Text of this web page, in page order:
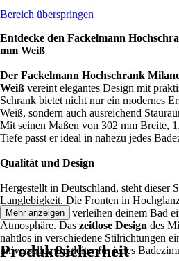
Bereich überspringen
Entdecke den Fackelmann
mm Weiß
Der Fackelmann Hochschrank
Weiß vereint elegantes Design mit
Schrank bietet nicht nur ein modernes
Weiß, sondern auch ausreichend
Mit seinen Maßen von 302 mm Breite,
Tiefe passt er ideal in nahezu jedes
Qualität und Design
Hergestellt in Deutschland, steht dieser
Langlebigkeit. Die Fronten in
Korpus in Weiß verleihen deinem Bad
Atmosphäre. Das zeitlose Design des
nahtlos in verschiedene Stilrichtungen
universellen Begleiter für jedes
Mehr anzeigen
Produktsicherheit